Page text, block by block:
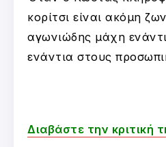
κορίτσι είναι ακόμη
αγωνιώδης μάχη
ενάντια στους
Διαβάστε την κριτική